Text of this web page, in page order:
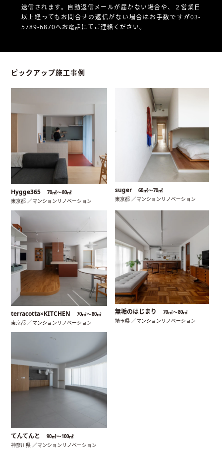
送信されます。自動返信メールが届かない場合や、
２営業日
以上経ってもお問合せの返信がない場合はお手数ですが03-
5789-6870へお電話にてご連絡ください。
ピックアップ施工事例
Hygge365 70㎡〜80㎡
東京都 ／マンションリノベーション
suger 60㎡〜70㎡
東京都 ／マンションリノベーション
terracotta×KITCHEN 70㎡〜80㎡
東京都 ／マンションリノベーション
無垢のはじまり 70㎡〜80㎡
埼玉県 ／マンションリノベーション
てんてんと 90㎡〜100㎡
神奈川県 ／マンションリノベーション